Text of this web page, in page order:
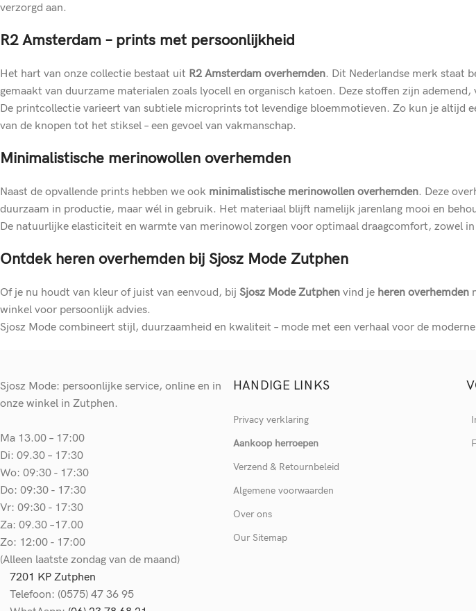
verzorgd aan.
R2 Amsterdam – prints met persoonlijkheid
Het hart van onze collectie bestaat uit R2 Amsterdam overhemden. Dit Nederlandse merk staat
gemaakt van duurzame materialen zoals lyocell en organisch katoen. Deze stoffen zijn
De printcollectie varieert van subtiele microprints tot levendige bloemmotieven. Zo kun je altijd
van de knopen tot het stiksel – een gevoel van vakmanschap.
Minimalistische merinowollen overhemden
Naast de opvallende prints hebben we ook minimalistische merinowollen overhemden. Deze
duurzaam in productie, maar wél in gebruik. Het materiaal blijft namelijk jarenlang mooi en
De natuurlijke elasticiteit en warmte van merinowol zorgen voor optimaal draagcomfort, zowel
Ontdek heren overhemden bij Sjosz Mode Zutphen
Of je nu houdt van kleur of juist van eenvoud, bij Sjosz Mode Zutphen vind je heren overhemden
winkel voor persoonlijk advies.
Sjosz Mode combineert stijl, duurzaamheid en kwaliteit – mode met een verhaal voor de
Sjosz Mode: persoonlijke service, online en in
onze winkel in Zutphen.
Ma 13.00 – 17:00
Di: 09.30 – 17:30
Wo: 09:30 - 17:30
Do: 09:30 - 17:30
Vr: 09:30 - 17:30
Za: 09.30 –17.00
Zo: 12:00 - 17:00
(Alleen laatste zondag van de maand)
7201 KP Zutphen
Telefoon: (0575) 47 36 95
HANDIGE LINKS
Privacy verklaring
Aankoop herroepen
Verzend & Retournbeleid
Algemene voorwaarden
Over ons
Our Sitemap